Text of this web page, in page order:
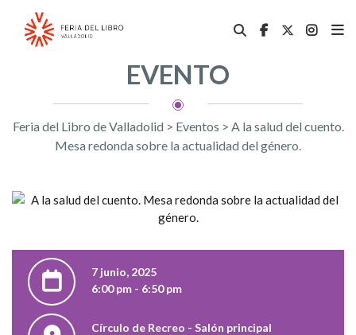
EVENTO
Feria del Libro de Valladolid > Eventos > A la salud del cuento.
Mesa redonda sobre la actualidad del género.
7 junio, 2025
6:00 pm - 6:50 pm
Círculo de Recreo - Salón principal